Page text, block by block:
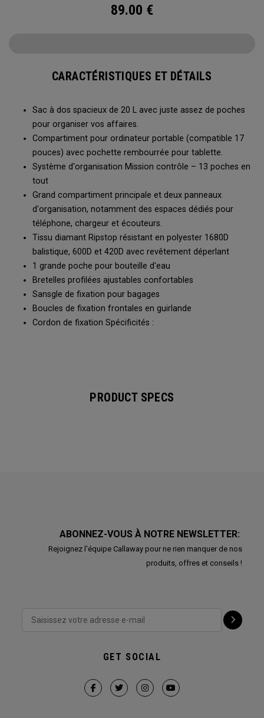
89.00 €
CARACTÉRISTIQUES ET DÉTAILS
Sac à dos spacieux de 20 L avec juste assez de poches
pour organiser vos affaires.
Compartiment pour ordinateur portable (compatible 17
pouces) avec pochette rembourrée pour tablette.
Système d'organisation Mission contrôle – 13 poches en
tout
Grand compartiment principale et deux panneaux
d'organisation, notamment des espaces dédiés pour
téléphone, chargeur et écouteurs.
Tissu diamant Ripstop résistant en polyester 1680D
balistique, 600D et 420D avec revêtement déperlant
1 grande poche pour bouteille d'eau
Bretelles profilées ajustables confortables
Sansgle de fixation pour bagages
Boucles de fixation frontales en guirlande
Cordon de fixation Spécificités :
PRODUCT SPECS
ABONNEZ-VOUS À NOTRE NEWSLETTER:
Rejoignez l'équipe Callaway pour ne rien manquer de nos
produits, offres et conseils !
GET SOCIAL